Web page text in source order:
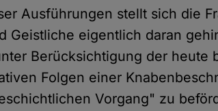
Ausführungen stellt sich die
Geistliche eigentlich daran
Berücksichtigung der heute
Folgen einer
Vorgang" zu